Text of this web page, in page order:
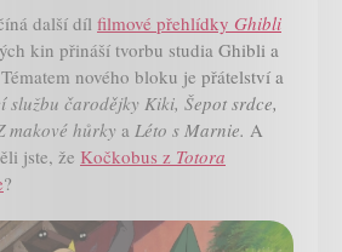
další díl filmové přehlídky Ghibli
kin přináší tvorbu studia Ghibli a
nového bloku je přátelství a
službu čarodějky Kiki, Šepot srdce,
makové hůrky a Léto s Marnie. A
jste, že Kočkobus z Totora
?